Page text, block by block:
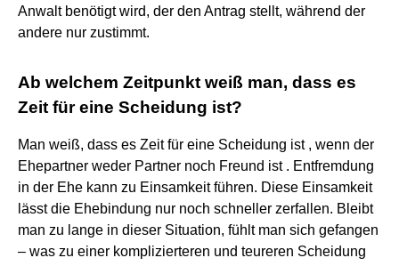
Anwalt benötigt wird, der den Antrag stellt, während der
andere nur zustimmt.
Ab welchem ​​Zeitpunkt weiß man, dass es
Zeit für eine Scheidung ist?
Man weiß, dass es Zeit für eine Scheidung ist , wenn der
Ehepartner weder Partner noch Freund ist . Entfremdung
in der Ehe kann zu Einsamkeit führen. Diese Einsamkeit
lässt die Ehebindung nur noch schneller zerfallen. Bleibt
man zu lange in dieser Situation, fühlt man sich gefangen
– was zu einer komplizierteren und teureren Scheidung